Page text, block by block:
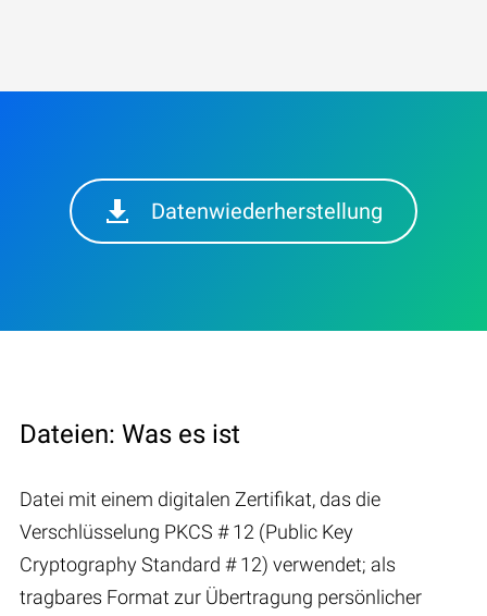
Datenwiederherstellung
Dateien: Was es ist
Datei mit einem digitalen Zertifikat, das die
Verschlüsselung PKCS # 12 (Public Key
Cryptography Standard # 12) verwendet; als
tragbares Format zur Übertragung persönlicher